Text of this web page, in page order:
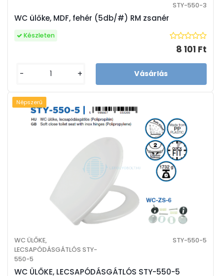
WC ülőke, MDF, fehér (5db/#) RM zsanér
STY-550-3
8 101 Ft
Készleten
- +
WC ÜLŐKE, LECSAPÓDÁSGÁTLÓS STY-550-5
WC ÜLŐKE,
LECSAPÓDÁSGÁTLÓS STY-
550-5
STY-550-5
Népszerű